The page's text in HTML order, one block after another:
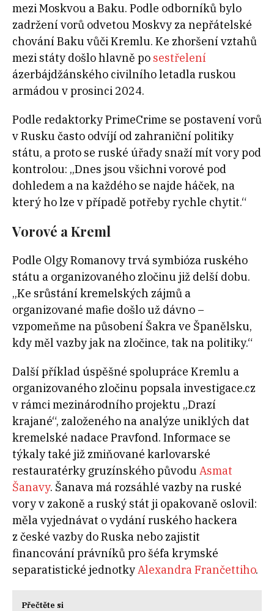
mezi Moskvou a Baku. Podle odborníků bylo
zadržení vorů odvetou Moskvy za nepřátelské
chování Baku vůči Kremlu. Ke zhoršení vztahů
mezi státy došlo hlavně po sestřelení
ázerbájdžánského civilního letadla ruskou
armádou v prosinci 2024.
Podle redaktorky PrimeCrime se postavení vorů
v Rusku často odvíjí od zahraniční politiky
státu, a proto se ruské úřady snaží mít vory pod
kontrolou: „Dnes jsou všichni vorové pod
dohledem a na každého se najde háček, na
který ho lze v případě potřeby rychle chytit.“
Vorové a Kreml
Podle Olgy Romanovy trvá symbióza ruského
státu a organizovaného zločinu již delší dobu.
„Ke srůstání kremelských zájmů a
organizované mafie došlo už dávno –
vzpomeňme na působení Šakra ve Španělsku,
kdy měl vazby jak na zločince, tak na politiky.“
Další příklad úspěšné spolupráce Kremlu a
organizovaného zločinu popsala investigace.cz
v rámci mezinárodního projektu „Drazí
krajané“, založeného na analýze uniklých dat
kremelské nadace Pravfond. Informace se
týkaly také již zmiňované karlovarské
restauratérky gruzínského původu Asmat
Šanavy. Šanava má rozsáhlé vazby na ruské
vory v zakoně a ruský stát ji opakovaně oslovil:
měla vyjednávat o vydání ruského hackera
z české vazby do Ruska nebo zajistit
financování právníků pro šéfa krymské
separatistické jednotkyAlexandra Frančettiho.
Přečtěte si